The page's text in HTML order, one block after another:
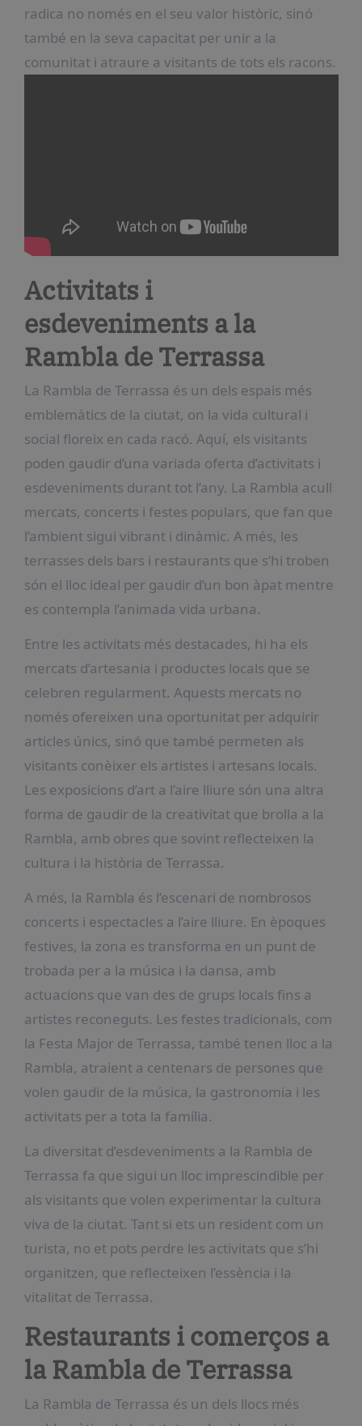
radica no només en el seu valor històric, sinó
també en la seva capacitat per unir a la
comunitat i atraure a visitants de tots els racons.
Activitats i
esdeveniments a la
Rambla de Terrassa
La Rambla de Terrassa és un dels espais més
emblemàtics de la ciutat, on la vida cultural i
social floreix en cada racó. Aquí, els visitants
poden gaudir d’una variada oferta d’activitats i
esdeveniments durant tot l’any. La Rambla acull
mercats, concerts i festes populars, que fan que
l’ambient sigui vibrant i dinàmic. A més, les
terrasses dels bars i restaurants que s’hi troben
són el lloc ideal per gaudir d’un bon àpat mentre
es contempla l’animada vida urbana.
Entre les activitats més destacades, hi ha els
mercats d’artesania i productes locals que se
celebren regularment. Aquests mercats no
només ofereixen una oportunitat per adquirir
articles únics, sinó que també permeten als
visitants conèixer els artistes i artesans locals.
Les exposicions d’art a l’aire lliure són una altra
forma de gaudir de la creativitat que brolla a la
Rambla, amb obres que sovint reflecteixen la
cultura i la història de Terrassa.
A més, la Rambla és l’escenari de nombrosos
concerts i espectacles a l’aire lliure. En èpoques
festives, la zona es transforma en un punt de
trobada per a la música i la dansa, amb
actuacions que van des de grups locals fins a
artistes reconeguts. Les festes tradicionals, com
la Festa Major de Terrassa, també tenen lloc a la
Rambla, atraient a centenars de persones que
volen gaudir de la música, la gastronomia i les
activitats per a tota la família.
La diversitat d’esdeveniments a la Rambla de
Terrassa fa que sigui un lloc imprescindible per
als visitants que volen experimentar la cultura
viva de la ciutat. Tant si ets un resident com un
turista, no et pots perdre les activitats que s’hi
organitzen, que reflecteixen l’essència i la
vitalitat de Terrassa.
Restaurants i comerços a
la Rambla de Terrassa
La Rambla de Terrassa és un dels llocs més